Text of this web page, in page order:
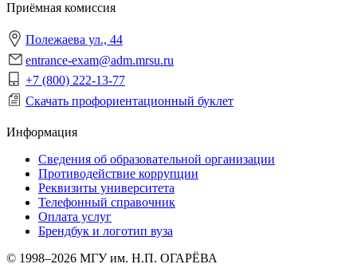
Приёмная комиссия
Полежаева ул., 44
entrance-exam@adm.mrsu.ru
+7 (800) 222-13-77
Скачать профориентационный буклет
Информация
Сведения об образовательной организации
Противодействие коррупции
Реквизиты университета
Телефонный справочник
Оплата услуг
Брендбук и логотип вуза
© 1998–2026 МГУ им. Н.П. ОГАРЁВА